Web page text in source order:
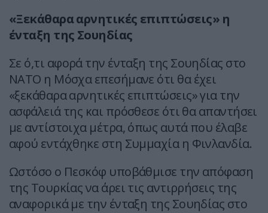
«Ξεκάθαρα αρνητικές επιπτώσεις» η
ένταξη της Σουηδίας
Σε ό,τι αφορά την ένταξη της Σουηδίας στο
ΝΑΤΟ η Μόσχα επεσήμανε ότι θα έχει
«ξεκάθαρα αρνητικές επιπτώσεις» για την
ασφάλειά της και πρόσθεσε ότι θα απαντήσει
με αντίστοιχα μέτρα, όπως αυτά που έλαβε
αφού εντάχθηκε στη Συμμαχία η Φινλανδία.
Ωστόσο ο Πεσκόφ υποβάθμισε την απόφαση
της Τουρκίας να άρει τις αντιρρήσεις της
αναφορικά με την ένταξη της Σουηδίας στο